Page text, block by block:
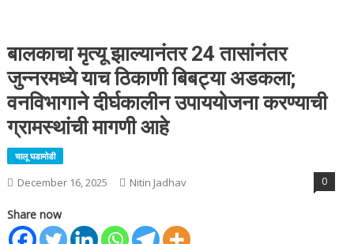
बालकाचा मृत्यू झाल्यानंतर 24 तासांनंतर
जुन्नरमध्ये याच ठिकाणी बिबट्या अडकला;
वनविभागाने दीर्घकालीन उपाययोजना करण्याची
ग्रामस्थांची मागणी आहे
चालू घडामोडी
December 16, 2025 Nitin Jadhav 0
Share now